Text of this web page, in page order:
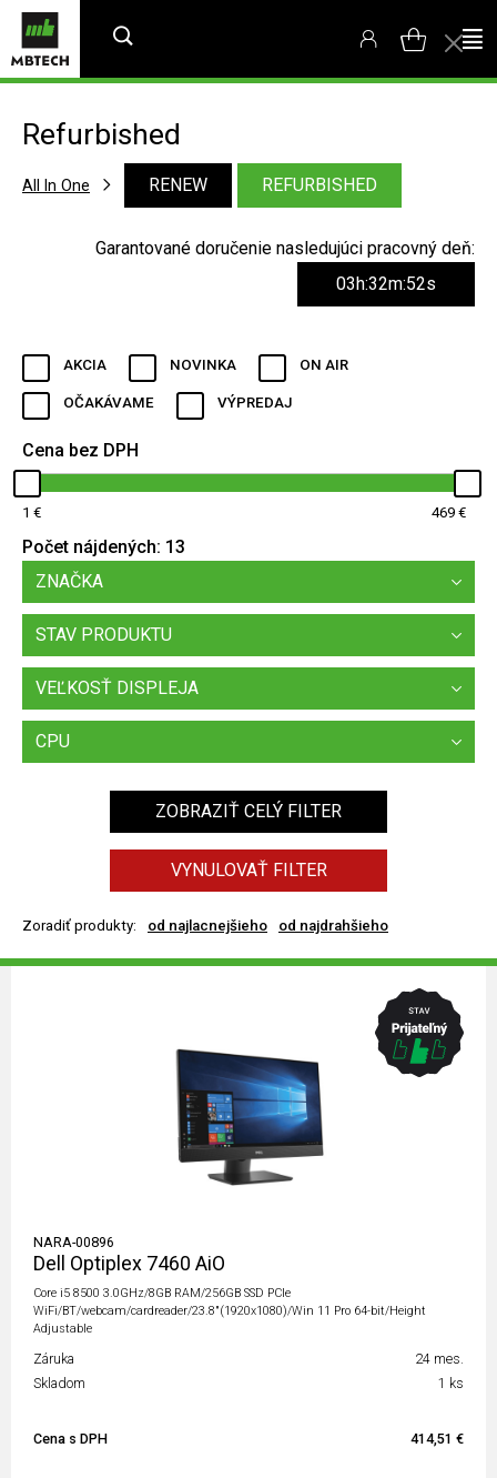
Refurbished
All In One RENEW REFURBISHED
Garantované doručenie nasledujúci pracovný deň:
03h:32m:52s
AKCIA NOVINKA ON AIR
OČAKÁVAME VÝPREDAJ
Cena bez DPH
1 469
Počet nájdených: 13
ZNAČKA
STAV PRODUKTU
VEĽKOSŤ DISPLEJA
CPU
ZOBRAZIŤ CELÝ FILTER
VYNULOVAŤ FILTER
Zoradiť produkty: od najlacnejšieho od najdrahšieho
NARA-00896
Dell Optiplex 7460 AiO
Core i5 8500 3.0GHz/8GB RAM/256GB SSD PCIe
WiFi/BT/webcam/cardreader/23.8"(1920x1080)/Win 11 Pro 64-bit/Height
Adjustable
Záruka
24 mes.
Skladom
1 ks
Cena s DPH 414,51 €